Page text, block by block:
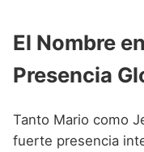
El Nombre
Presencia
Tanto Mario como
fuerte presencia